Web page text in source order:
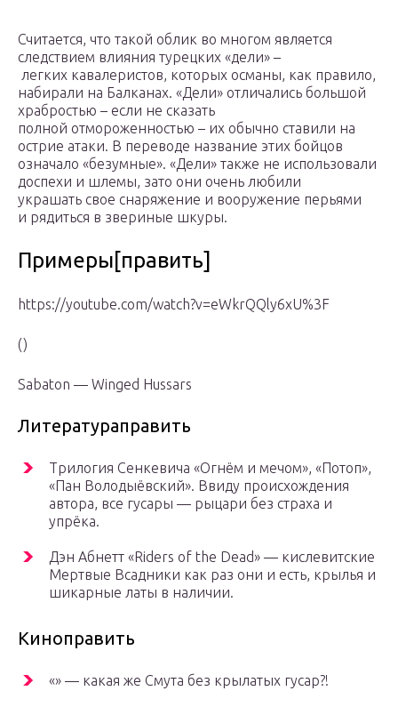
Считается, что такой облик во многом является
следствием влияния турецких «дели» –
легких кавалеристов, которых османы, как правило,
набирали на Балканах. «Дели» отличались большой
храбростью – если не сказать
полной отмороженностью – их обычно ставили на
острие атаки. В переводе название этих бойцов
означало «безумные». «Дели» также не использовали
доспехи и шлемы, зато они очень любили
украшать свое снаряжение и вооружение перьями
и рядиться в звериные шкуры.
Примеры[править]
https://youtube.com/watch?v=eWkrQQly6xU%3F
()
Sabaton — Winged Hussars
Литератураправить
Трилогия Сенкевича «Огнём и мечом», «Потоп»,
«Пан Володыёвский». Ввиду происхождения
автора, все гусары — рыцари без страха и
упрёка.
Дэн Абнетт «Riders of the Dead» — кислевитские
Мертвые Всадники как раз они и есть, крылья и
шикарные латы в наличии.
Киноправить
«» — какая же Смута без крылатых гусар?!